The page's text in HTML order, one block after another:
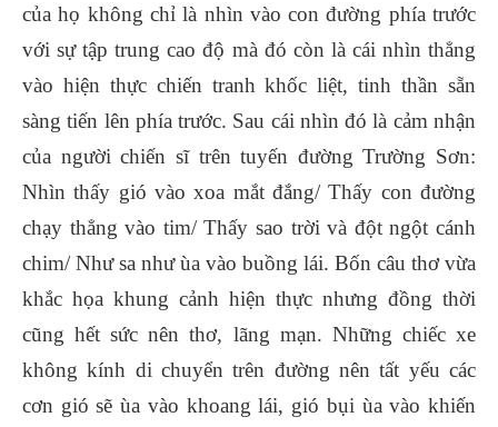
của họ không chỉ là nhìn vào con đường phía trước
với sự tập trung cao độ mà đó còn là cái nhìn thẳng
vào hiện thực chiến tranh khốc liệt, tinh thần sẵn
sàng tiến lên phía trước. Sau cái nhìn đó là cảm nhận
của người chiến sĩ trên tuyến đường Trường Sơn:
Nhìn thấy gió vào xoa mắt đắng/ Thấy con đường
chạy thẳng vào tim/ Thấy sao trời và đột ngột cánh
chim/ Như sa như ùa vào buồng lái. Bốn câu thơ vừa
khắc họa khung cảnh hiện thực nhưng đồng thời
cũng hết sức nên thơ, lãng mạn. Những chiếc xe
không kính di chuyển trên đường nên tất yếu các
cơn gió sẽ ùa vào khoang lái, gió bụi ùa vào khiến